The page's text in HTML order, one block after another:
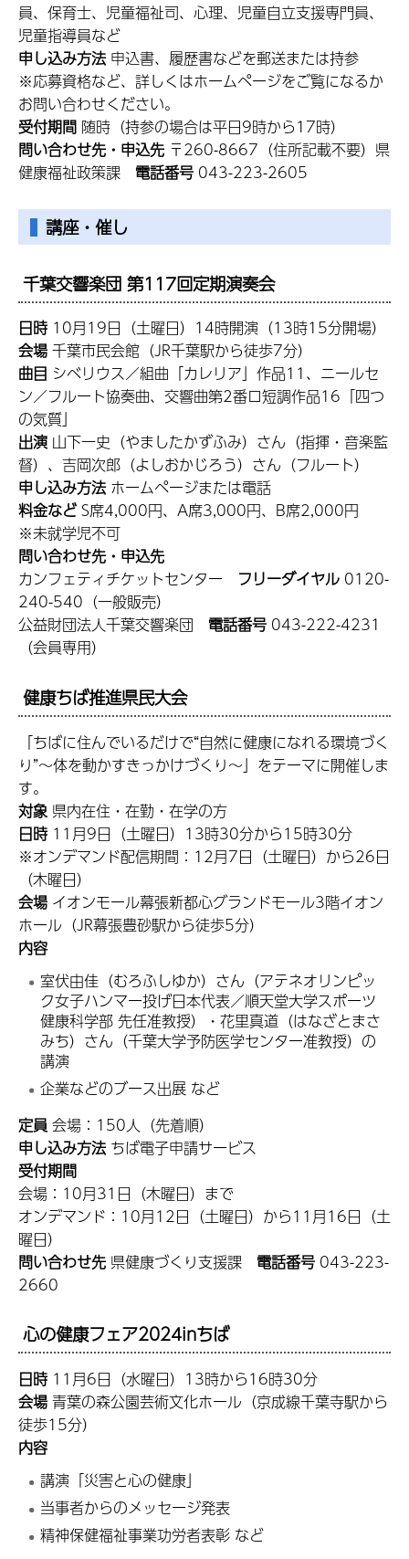
員、保育士、児童福祉司、心理、児童自立支援専門員、
児童指導員など
申し込み方法申込書、履歴書などを郵送または持参
※応募資格など、詳しくはホームページをご覧になるか
お問い合わせください。
受付期間 随時（持参の場合は平日9時から17時）
問い合わせ先・申込先 〒260-8667（住所記載不要）県
健康福祉政策課 電話番号 043-223-2605
講座・催し
千葉交響楽団 第117回定期演奏会
日時 10月19日（土曜日）14時開演（13時15分開場）
会場 千葉市民会館（JR千葉駅から徒歩7分）
曲目 シベリウス／組曲「カレリア」作品11、ニールセ
ン／フルート協奏曲、交響曲第2番ロ短調作品16「四つ
の気質」
出演山下一史（やましたかずふみ）さん（指揮・音楽監
督）、吉岡次郎（よしおかじろう）さん（フルート）
申し込み方法ホームページまたは電話
料金など S席4,000円、A席3,000円、B席2,000円
※未就学児不可
問い合わせ先・申込先
カンフェティチケットセンター フリーダイヤル 0120-
240-540（一般販売）
公益財団法人千葉交響楽団 電話番号 043-222-4231
（会員専用）
健康ちば推進県民大会
「ちばに住んでいるだけで“自然に健康になれる環境づく
り”～体を動かすきっかけづくり～」をテーマに開催しま
す。
対象 県内在住・在勤・在学の方
日時 11月9日（土曜日）13時30分から15時30分
※オンデマンド配信期間：12月7日（土曜日）から26日
（木曜日）
会場 イオンモール幕張新都心グランドモール3階イオン
ホール（JR幕張豊砂駅から徒歩5分）
内容
室伏由佳（むろふしゆか）さん（アテネオリンピッ
ク女子ハンマー投げ日本代表／順天堂大学スポーツ
健康科学部 先任准教授）・花里真道（はなざとまさ
みち）さん（千葉大学予防医学センター准教授）の
講演
企業などのブース出展 など
定員 会場：150人（先着順）
申し込み方法ちば電子申請サービス
受付期間
会場：10月31日（木曜日）まで
オンデマンド：10月12日（土曜日）から11月16日（土
曜日）
問い合わせ先 県健康づくり支援課 電話番号 043-223-
2660
心の健康フェア2024inちば
日時 11月6日（水曜日）13時から16時30分
会場 青葉の森公園芸術文化ホール（京成線千葉寺駅から
徒歩15分）
内容
講演「災害と心の健康」
当事者からのメッセージ発表
精神保健福祉事業功労者表彰 など